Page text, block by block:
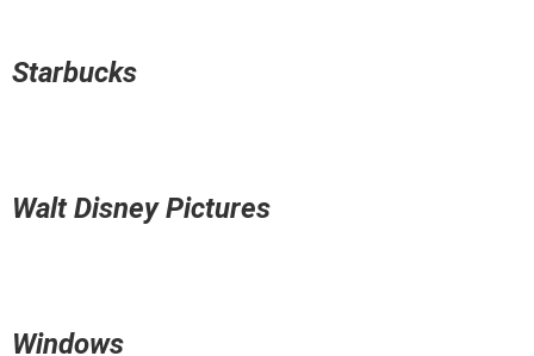
Starbucks
Walt Disney Pictures
Windows